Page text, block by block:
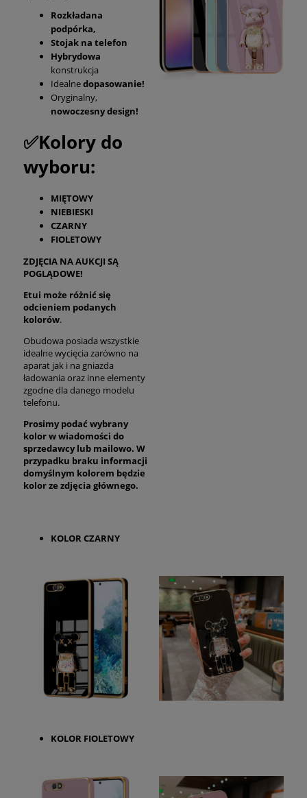
Rozkładana
podpórka,
Stojak na telefon
Hybrydowa
konstrukcja
Idealnedopasowanie!
Oryginalny,
nowoczesny design!
✅Kolory do
wyboru:
MIĘTOWY
NIEBIESKI
CZARNY
FIOLETOWY
ZDJĘCIA NA AUKCJI SĄ
POGLĄDOWE!
Etui może różnić się
odcieniem podanych
kolorów.
Obudowa posiada wszystkie
idealne wycięcia zarówno na
aparat jak i na gniazda
ładowania oraz inne elementy
zgodne dla danego modelu
telefonu.
Prosimy podać wybrany
kolor w wiadomości do
sprzedawcy lub mailowo. W
przypadku braku informacji
domyślnym kolorem będzie
kolor ze zdjęcia głównego.
KOLOR CZARNY
KOLOR FIOLETOWY